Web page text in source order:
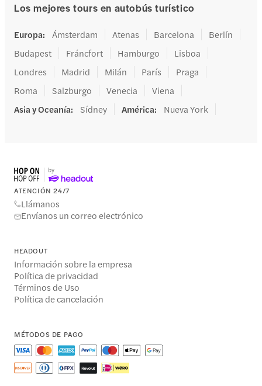
Los mejores tours en autobús turístico
Europa: Ámsterdam Atenas Barcelona
Berlín
Budapest
Fráncfort Hamburgo
Lisboa
Londres
Madrid Milán París
Praga
Roma
Salzburgo Venecia
Viena
Asia y Oceanía: Sídney América: Nueva York
ATENCIÓN 24/7
Llámanos
Envíanos un correo electrónico
HEADOUT
Información sobre la empresa
Política de privacidad
Términos de Uso
Política de cancelación
MÉTODOS DE PAGO